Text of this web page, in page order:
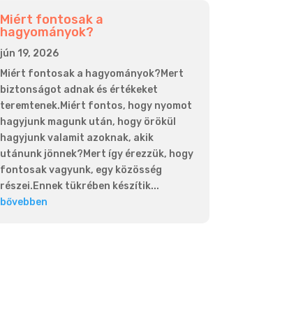
Miért fontosak a
hagyományok?
jún 19, 2026
Miért fontosak a hagyományok?Mert
biztonságot adnak és értékeket
teremtenek.Miért fontos, hogy nyomot
hagyjunk magunk után, hogy örökül
hagyjunk valamit azoknak, akik
utánunk jönnek?Mert így érezzük, hogy
fontosak vagyunk, egy közösség
részei.Ennek tükrében készítik...
bővebben